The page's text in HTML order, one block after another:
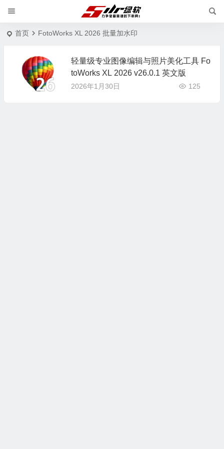
首页 FotoWorks XL 2026 批量加水印
轻量级专业图像编辑与照片美化工具 Fo
toWorks XL 2026 v26.0.1 英文版
2026年1月30日 125